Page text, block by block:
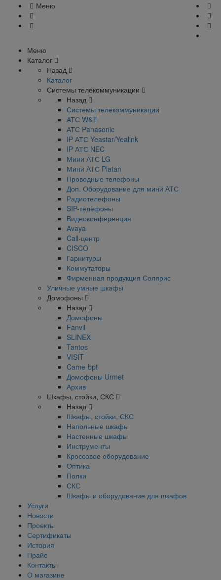
Меню
Меню
Каталог
Назад
Каталог
Системы телекоммуникации
Назад
Системы телекоммуникации
АТС W&T
АТС Panasonic
IP АТС Yeastar/Yealink
IP АТС NEC
Мини АТС LG
Мини АТС Platan
Проводные телефоны
Доп. Оборудование для мини АТС
Радиотелефоны
SIP-телефоны
Видеоконференция
Avaya
Call-центр
CISCO
Гарнитуры
Коммутаторы
Фирменная продукция Солярис
Уличные умные шкафы
Домофоны
Назад
Домофоны
Fanvil
SLINEX
Tantos
VISIT
Came-bpt
Домофоны Urmet
Архив
Шкафы, стойки, СКС
Назад
Шкафы, стойки, СКС
Напольные шкафы
Настенные шкафы
Инструменты
Кроссовое оборудование
Оптика
Полки
СКС
Шкафы и оборудование для шкафов
Услуги
Новости
Проекты
Сертификаты
История
Прайс
Контакты
О магазине